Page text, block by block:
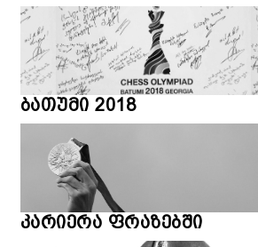
ბათუმი 2018
კარიერა ფრაზებში